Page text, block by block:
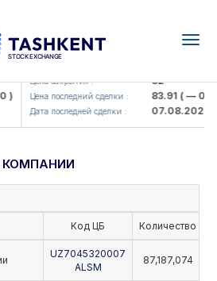
KFSK (<Kafolat sug'urta
Цена закрытия : 82
Цена последний сделки : 83.91( — 0.0 )
Дата последней сделки : 07.08.2026
Код ЦБ Количество
UZ7045320007
ALSM
87,187,074